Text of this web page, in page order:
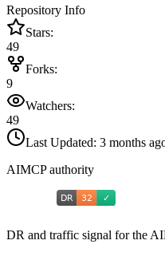
Repository Info
Stars:
49
Forks:
9
Watchers:
49
Last Updated: 3 months
AIMCP authority
DR and traffic signal for the